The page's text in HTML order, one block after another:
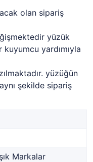
olan sipariş
yüzük
yardımıyla
yüzüğün
şekilde sipariş
Markalar